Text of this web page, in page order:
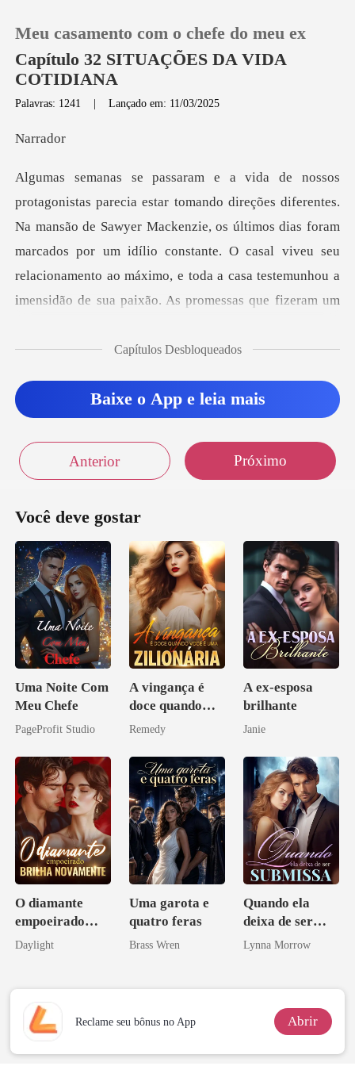
Histórico
Sair
Baixar App
Meu casamento com o chefe do meu ex
Capítulo 32 SITUAÇÕES DA VIDA
COTIDIANA
Palavras: 1241 |Lançado em: 11/03/2025
rr
de Sawyer Mackenzie, os últimos dias foram
marcados por um idílio constante. O casal viveu seu
relacionamento ao
Capítulos Desbloqueados
Baixe o App e leia mais
Anterior Próximo
Você deve gostar
Uma Noite Com
Meu Chefe
PageProfit Studio
A vingança é
doce quando
você é uma
Remedy
A ex-esposa
brilhante
Janie
O diamante
empoeirado
brilha
Daylight
Uma garota e
quatro feras
Brass Wren
Quando ela
deixa de ser
submissa
Lynna Morrow
Reclame seu bônus no App Abrir